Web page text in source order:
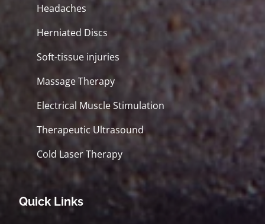
Headaches
Herniated Discs
Soft-tissue injuries
Massage Therapy
Electrical Muscle Stimulation
Therapeutic Ultrasound
Cold Laser Therapy
Quick Links